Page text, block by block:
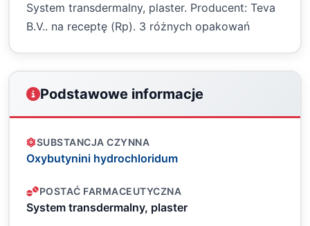
System transdermalny, plaster. Producent: Teva
B.V.. na receptę (Rp). 3 różnych opakowań
Podstawowe informacje
SUBSTANCJA CZYNNA
Oxybutynini hydrochloridum
POSTAĆ FARMACEUTYCZNA
System transdermalny, plaster